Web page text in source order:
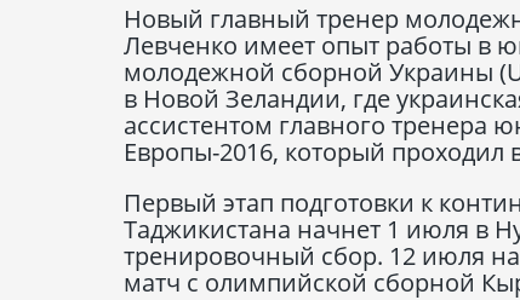
Новый главный тренер
Левченко имеет опыт работы в
молодежной сборной Украины
в Новой Зеландии, где
ассистентом главного тренера
Европы-2016, который проходил
Первый этап подготовки к
Таджикистана начнет 1 июля в
тренировочный сбор. 12 июля
матч с олимпийской сборной